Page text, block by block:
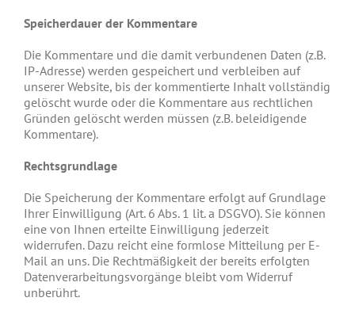
Speicherdauer der Kommentare
Die Kommentare und die damit verbundenen Daten (z.B.
IP-Adresse) werden gespeichert und verbleiben auf
unserer Website, bis der kommentierte Inhalt vollständig
gelöscht wurde oder die Kommentare aus rechtlichen
Gründen gelöscht werden müssen (z.B. beleidigende
Kommentare).
Rechtsgrundlage
Die Speicherung der Kommentare erfolgt auf Grundlage
Ihrer Einwilligung (Art. 6 Abs. 1 lit. a DSGVO). Sie können
eine von Ihnen erteilte Einwilligung jederzeit
widerrufen. Dazu reicht eine formlose Mitteilung per E-
Mail an uns. Die Rechtmäßigkeit der bereits erfolgten
Datenverarbeitungsvorgänge bleibt vom Widerruf
unberührt.